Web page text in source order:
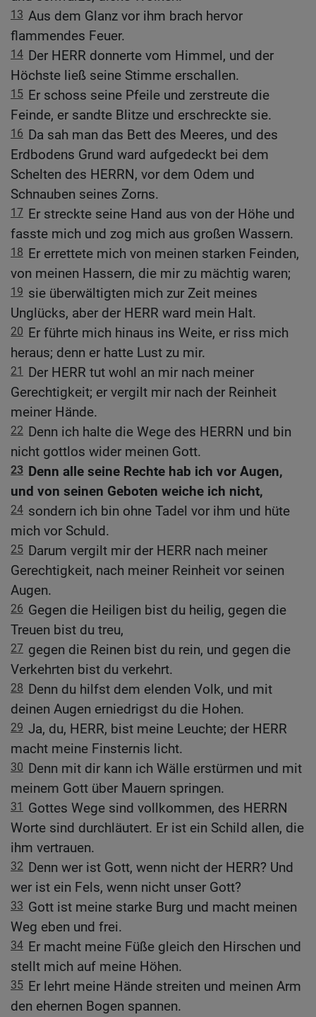
13 Aus dem Glanz vor ihm brach hervor
flammendes Feuer.
14 Der HERR donnerte vom Himmel, und der
Höchste ließ seine Stimme erschallen.
15 Er schoss seine Pfeile und zerstreute die
Feinde, er sandte Blitze und erschreckte sie.
16 Da sah man das Bett des Meeres, und des
Erdbodens Grund ward aufgedeckt bei dem
Schelten des HERRN, vor dem Odem und
Schnauben seines Zorns.
17 Er streckte seine Hand aus von der Höhe und
fasste mich und zog mich aus großen Wassern.
18 Er errettete mich von meinen starken Feinden,
von meinen Hassern, die mir zu mächtig waren;
19 sie überwältigten mich zur Zeit meines
Unglücks, aber der HERR ward mein Halt.
20 Er führte mich hinaus ins Weite, er riss mich
heraus; denn er hatte Lust zu mir.
21
Der HERR tut wohl an mir nach meiner
Gerechtigkeit; er vergilt mir nach der Reinheit
meiner Hände.
22 Denn ich halte die Wege des HERRN und bin
nicht gottlos wider meinen Gott.
23 Denn alle seine Rechte hab ich vor Augen,
und von seinen Geboten weiche ich nicht,
24 sondern ich bin ohne Tadel vor ihm und hüte
mich vor Schuld.
25 Darum vergilt mir der HERR nach meiner
Gerechtigkeit, nach meiner Reinheit vor seinen
Augen.
26 Gegen die Heiligen bist du heilig, gegen die
Treuen bist du treu,
27 gegen die Reinen bist du rein, und gegen die
Verkehrten bist du verkehrt.
28 Denn du hilfst dem elenden Volk, und mit
deinen Augen erniedrigst du die Hohen.
29 Ja, du, HERR, bist meine Leuchte; der HERR
macht meine Finsternis licht.
30 Denn mit dir kann ich Wälle erstürmen und mit
meinem Gott über Mauern springen.
31
Gottes Wege sind vollkommen, des HERRN
Worte sind durchläutert. Er ist ein Schild allen, die
ihm vertrauen.
32 Denn wer ist Gott, wenn nicht der HERR? Und
wer ist ein Fels, wenn nicht unser Gott?
33 Gott ist meine starke Burg und macht meinen
Weg eben und frei.
34 Er macht meine Füße gleich den Hirschen und
stellt mich auf meine Höhen.
35 Er lehrt meine Hände streiten und meinen Arm
den ehernen Bogen spannen.